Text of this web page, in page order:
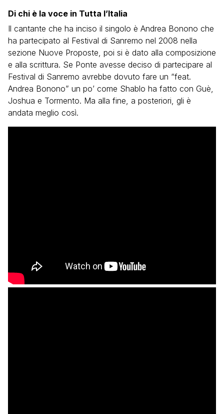
Di chi è la voce in Tutta l’Italia
Il cantante che ha inciso il singolo è Andrea Bonono che
ha partecipato al Festival di Sanremo nel 2008 nella
sezione Nuove Proposte, poi si è dato alla composizione
e alla scrittura. Se Ponte avesse deciso di partecipare al
Festival di Sanremo avrebbe dovuto fare un “feat.
Andrea Bonono” un po’ come Shablo ha fatto con Guè,
Joshua e Tormento. Ma alla fine, a posteriori, gli è
andata meglio così.